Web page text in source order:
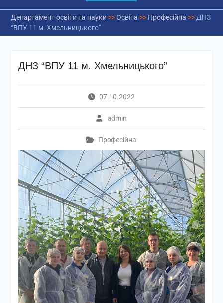
Департамент освіти та науки >>Освіта >> Професійна >> ДНЗ
“ВПУ 11 м. Хмельницького”
ДНЗ “ВПУ 11 м. Хмельницького”
07.10.2022
admin
Професійна